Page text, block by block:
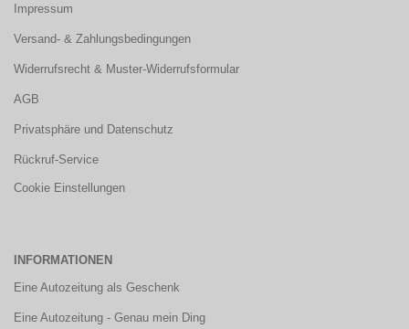
Impressum
Versand- & Zahlungsbedingungen
Widerrufsrecht & Muster-Widerrufsformular
AGB
Privatsphäre und Datenschutz
Rückruf-Service
Cookie Einstellungen
INFORMATIONEN
Eine Autozeitung als Geschenk
Eine Autozeitung - Genau mein Ding